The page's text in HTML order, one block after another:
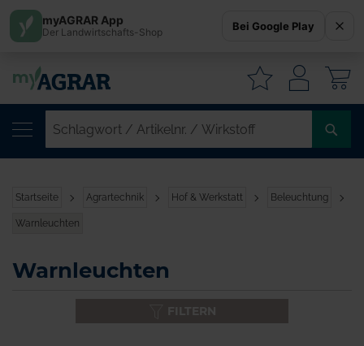
/
Startseite Agrartechnik Hof & Werkstatt Beleuchtung
Warnleuchten
Warnleuchten
myAGRAR App
Der Landwirtschafts-Shop Bei Google Play